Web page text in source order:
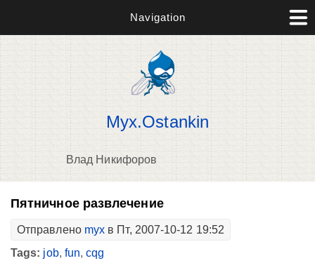
Navigation
Myx.Ostankin
Влад Никифоров
Пятничное развлечение
Отправлено myx в Пт, 2007-10-12 19:52
Tags: job, fun,cqg